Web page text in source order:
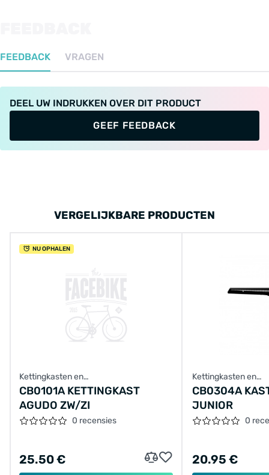
FEEDBACK VRAGEN
DEEL UW INDRUKKEN OVER DIT PRODUCT
GEEF FEEDBACK
VERGELIJKBARE PRODUCTEN
NU OPHALEN
Kettingkasten en
achterbrugbescherming
CB0101A KETTINGKAST
AGUDO ZW/ZI
0 recensies
25.50 €
Kettingkasten en
CB0304A
JUNIOR
0
20.95 €